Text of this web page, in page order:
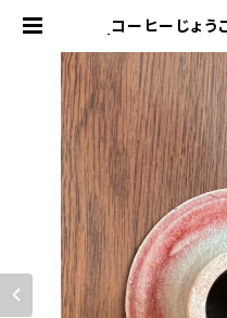
コーヒーじょう
eroastery